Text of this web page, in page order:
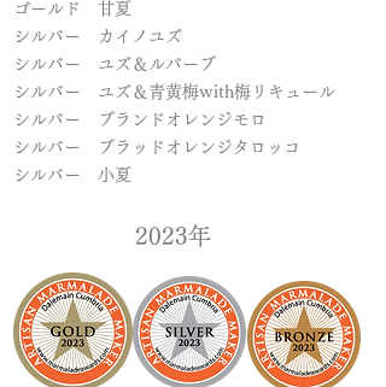
ゴールド 甘夏
シルバー
カイノユズ
シルバー ユズ＆ルバーブ
シルバー ユズ＆青黄梅with梅リキュール
シルバー ブランドオレンジモロ
シルバー ブラッドオレンジタロッコ
シルバー 小夏
​2023年